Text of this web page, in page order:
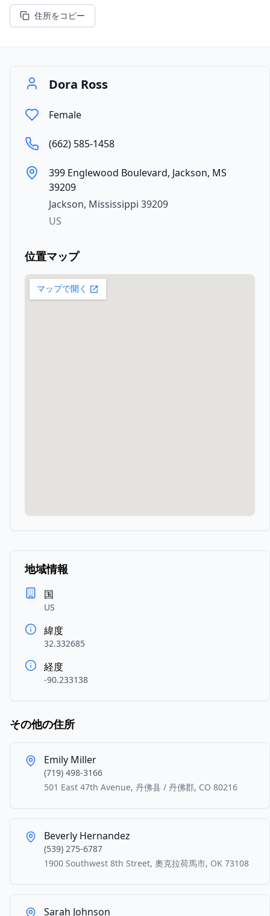
住所をコピー
Dora Ross
Female
(662) 585-1458
399 Englewood Boulevard, Jackson, MS
39209
Jackson, Mississippi 39209
US
位置マップ
地域情報
国
US
緯度
32.332685
経度
-90.233138
その他の住所
Emily Miller
(719) 498-3166
501 East 47th Avenue, 丹佛县 / 丹佛郡, CO 80216
Beverly Hernandez
(539) 275-6787
1900 Southwest 8th Street, 奧克拉荷馬市, OK 73108
Sarah Johnson